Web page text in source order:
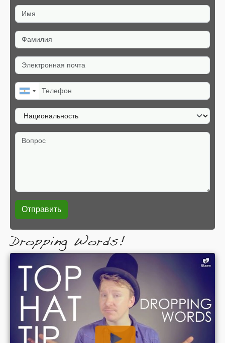
Имя
Фамилия
Электронная почта
Телефон
Национальность
Вопрос
Dropping Words!